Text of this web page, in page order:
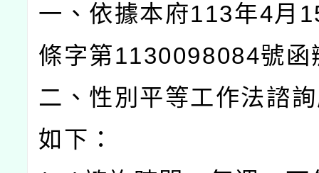
一、依據本府113年4月
條字第1130098084號
二、性別平等工作法諮
如下：